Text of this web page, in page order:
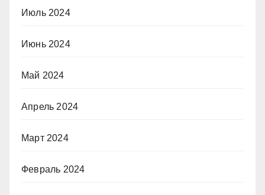
Июль 2024
Июнь 2024
Май 2024
Апрель 2024
Март 2024
Февраль 2024